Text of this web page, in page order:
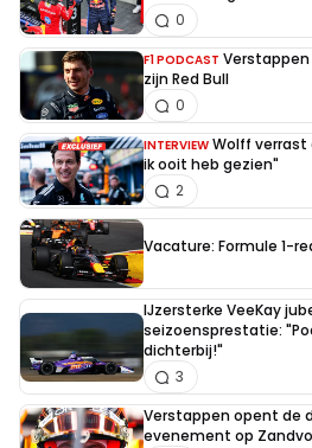
0
F1 PODCAST
zijn Red Bull
0
INTERVIEW Wolff verrast
ik ooit heb gezien"
2
Vacature: Formule 1-
IJzersterke VeeKay
seizoensprestatie:
dichterbij!"
3
Verstappen opent de
evenement op